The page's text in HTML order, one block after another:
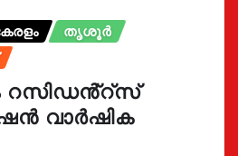
തൃശൂർ
റസിഡൻ്റ്സ്
വാർഷിക